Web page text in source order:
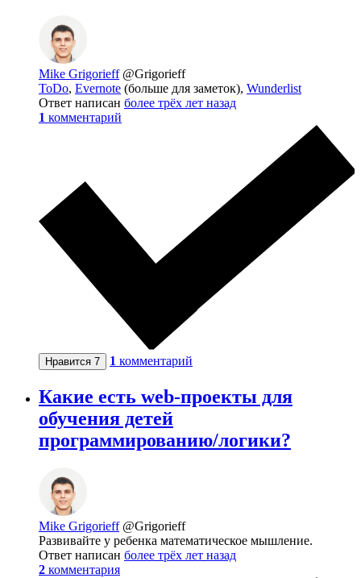
Mike Grigorieff @Grigorieff
ToDo, Evernote (больше для заметок), Wunderlist
Ответ написан более трёх лет назад
1 комментарий
Нравится 7 1 комментарий
Какие есть web-проекты для
обучения детей
программированию/логики?
Mike Grigorieff @Grigorieff
Развивайте у ребенка математическое мышление.
Ответ написан более трёх лет назад
2 комментария